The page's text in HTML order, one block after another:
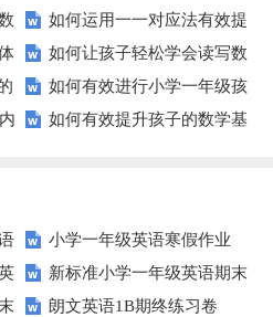
在线学习效果？
如何运用一一对应法有效提
升学习效率？
如何让孩子轻松学会读写数
字？试试这些有趣的方法！
如何有效进行小学一年级孩
子的数学练习？
如何有效提升孩子的数学基
小学一年级英语寒假作业
新标准小学一年级英语期末
质量检测题
朗文英语1B期终练习卷